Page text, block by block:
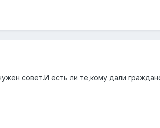
совет.И есть ли те,кому дали